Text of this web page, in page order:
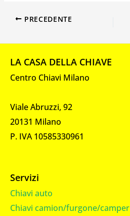
PRECEDENTE
LA CASA DELLA CHIAVE
Centro Chiavi Milano
Viale Abruzzi, 92
20131 Milano
P. IVA 10585330961
Servizi
Chiavi auto
Chiavi camion/furgone/camper